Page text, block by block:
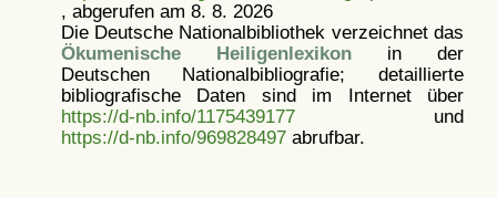
, abgerufen am 8. 8. 2026
Die Deutsche Nationalbibliothek verzeichnet das
Ökumenische Heiligenlexikonin der
Deutschen Nationalbibliografie; detaillierte
bibliografische Daten sind im Internet über
https://d-nb.info/1175439177und
https://d-nb.info/969828497abrufbar.